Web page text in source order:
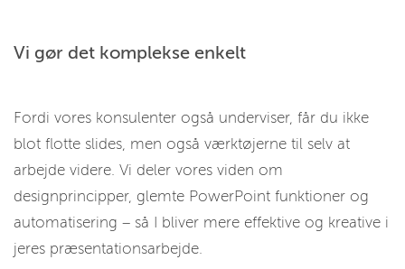
Vi gør det komplekse enkelt
Fordi vores konsulenter også underviser, får du ikke
blot flotte slides, men også værktøjerne til selv at
arbejde videre. Vi deler vores viden om
designprincipper, glemte PowerPoint funktioner og
automatisering – så I bliver mere effektive og kreative i
jeres præsentationsarbejde.